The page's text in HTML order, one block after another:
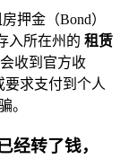
押金（Bond）
入所在州的 租赁
收到官方收
求支付到个人
。
经转了钱，